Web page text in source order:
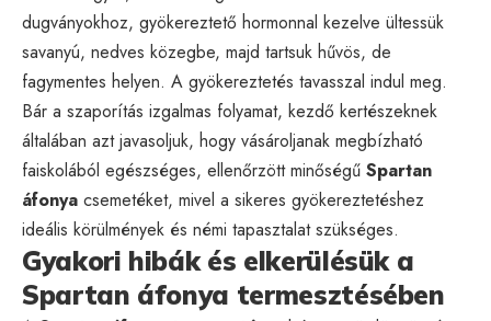
dugványokhoz, gyökereztető hormonnal kezelve ültessük
savanyú, nedves közegbe, majd tartsuk hűvös, de
fagymentes helyen. A gyökereztetés tavasszal indul meg.
Bár a szaporítás izgalmas folyamat, kezdő kertészeknek
általában azt javasoljuk, hogy vásároljanak megbízható
faiskolából egészséges, ellenőrzött minőségű Spartan
áfonya csemetéket, mivel a sikeres gyökereztetéshez
ideális körülmények és némi tapasztalat szükséges.
Gyakori hibák és elkerülésük a
Spartan áfonya termesztésében